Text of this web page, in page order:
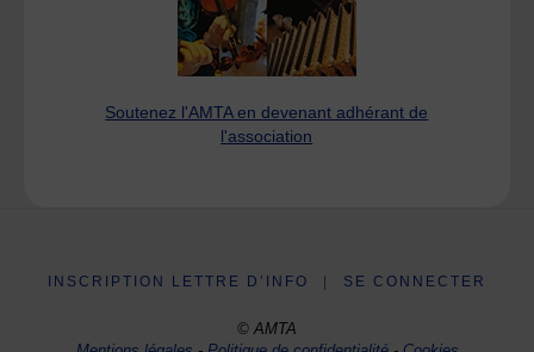
Soutenez l'AMTA en devenant adhérant de
l'association
INSCRIPTION LETTRE D’INFO SE CONNECTER
© AMTA